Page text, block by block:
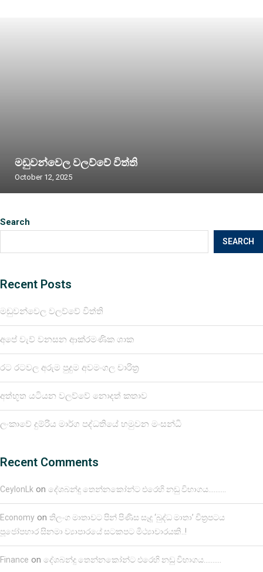
Search
SEARCH
Recent Posts
මඩුවන්වෙල වලව්වේ විත්ති
අපේ වැව් වනසන ආක්රමණික ශාක
රට රටවල අරුම පුදුම අවමංගල චාරිත්‍ර
අත්භූත යටියන වලව්වේ නොදත් කතාව
ලංකාවේ දුම්රිය මාර්ග පද්ධතියේ හමුවන මංසන්ධි
Recent Comments
CeylonLk on දේශබන්දු තෙන්නකෝන්ට එරෙහි නඩු විභාගය……….
Economy on තිලංග මාතාවට පින් පිණිස සෑදූ ‘බුද්ධ මාතා’ චිත්‍රපටය
පූජෝපහාර සිනමා ව්‍යාපාරයේ සටකපට මිථ්‍යාචාරයකි..!
Finance on දේශබන්දු තෙන්නකෝන්ට එරෙහි නඩු විභාගය……….
මඩුවන්වෙල වලව්වේ විත්ති
October 12, 2025